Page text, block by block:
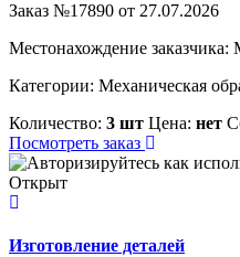
Заказ №17890 от 27.07.2026
Местонахождение заказчика:
Категории: Механическая
Количество: 3 шт Цена: нет
Посмотреть заказ
Открыт
Изготовление деталей